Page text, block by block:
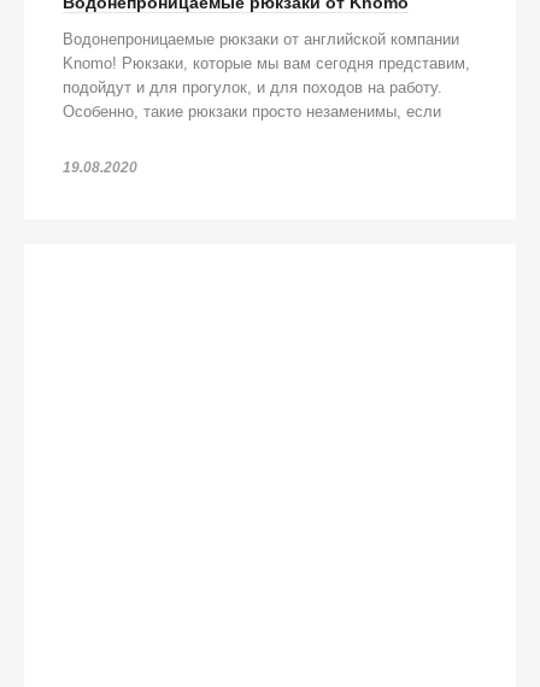
Водонепроницаемые рюкзаки от английской компании
Knomo! Рюкзаки, которые мы вам сегодня представим,
подойдут и для прогулок, и для походов на работу.
Особенно, такие рюкзаки просто незаменимы, если
19.08.2020